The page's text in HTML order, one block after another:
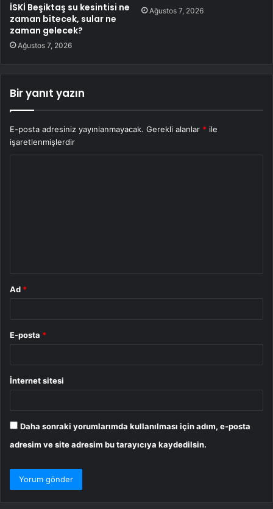
İSKİ Beşiktaş su kesintisi ne
zaman bitecek, sular ne
zaman gelecek?
Ağustos 7, 2026
Ağustos 7, 2026
Bir yanıt yazın
E-posta adresiniz yayınlanmayacak. Gerekli alanlar * ile
işaretlenmişlerdir
Ad *
E-posta *
İnternet sitesi
Daha sonraki yorumlarımda kullanılması için adım, e-posta
adresim ve site adresim bu tarayıcıya kaydedilsin.